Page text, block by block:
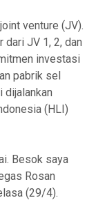
venture (JV).
dari JV 1, 2, dan
investasi
pabrik sel
dijalankan
(HLI)
Besok saya
Rosan
(29/4).